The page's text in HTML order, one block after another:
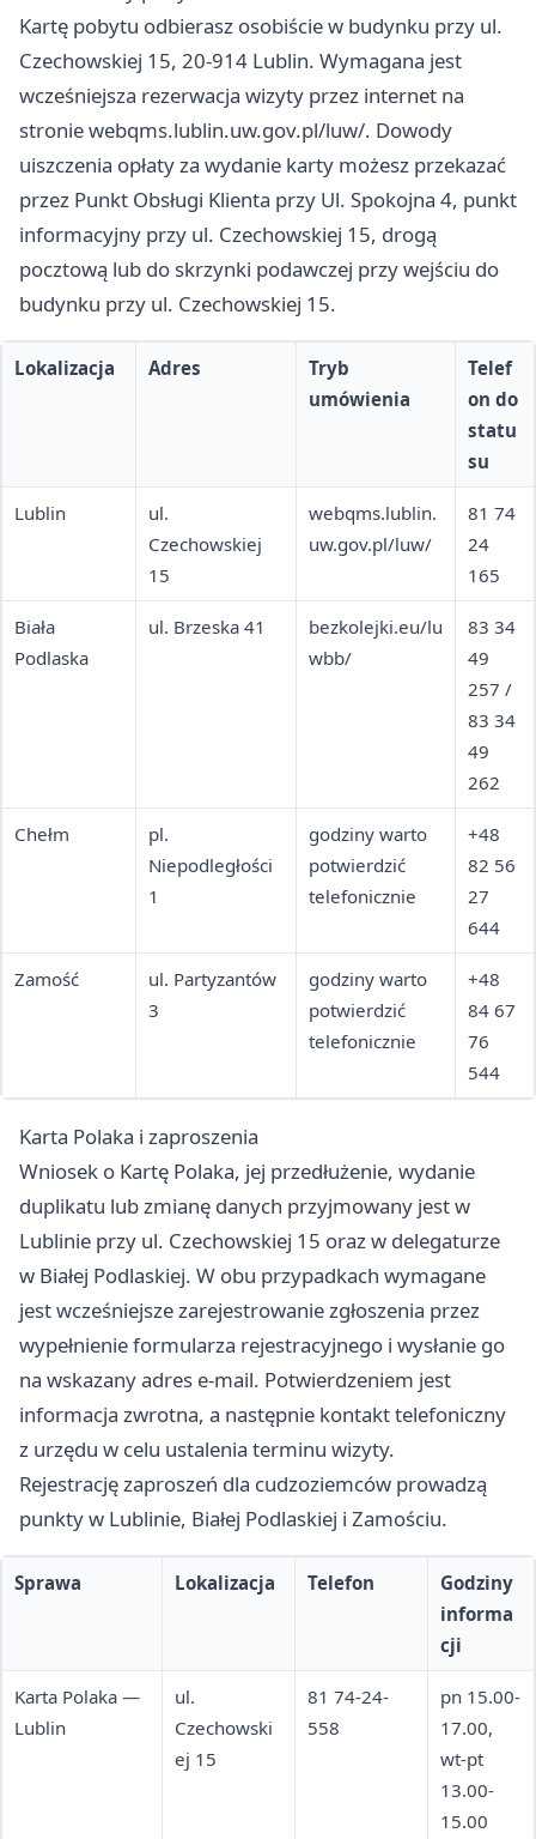
Kartę pobytu odbierasz osobiście w budynku przy ul.
Czechowskiej 15, 20-914 Lublin. Wymagana jest
wcześniejsza rezerwacja wizyty przez internet na
stronie webqms.lublin.uw.gov.pl/luw/. Dowody
uiszczenia opłaty za wydanie karty możesz przekazać
przez Punkt Obsługi Klienta przy Ul. Spokojna 4, punkt
informacyjny przy ul. Czechowskiej 15, drogą
pocztową lub do skrzynki podawczej przy wejściu do
budynku przy ul. Czechowskiej 15.
Lokalizacja Adres
Tryb
umówienia
Telef
on do
statu
su
Lublin
ul.
Czechowskiej
15
webqms.lublin.
uw.gov.pl/luw/
81 74
24
165
Biała
Podlaska
ul. Brzeska 41
bezkolejki.eu/lu
wbb/
83 34
49
257 /
83 34
49
262
Chełm
pl.
Niepodległości
1
godziny warto
potwierdzić
telefonicznie
+48
82 56
27
644
Zamość
ul. Partyzantów
3
godziny warto
potwierdzić
telefonicznie
+48
84 67
76
544
Karta Polaka i zaproszenia
Wniosek o Kartę Polaka, jej przedłużenie, wydanie
duplikatu lub zmianę danych przyjmowany jest w
Lublinie przy ul. Czechowskiej 15 oraz w delegaturze
w Białej Podlaskiej. W obu przypadkach wymagane
jest wcześniejsze zarejestrowanie zgłoszenia przez
wypełnienie formularza rejestracyjnego i wysłanie go
na wskazany adres e-mail. Potwierdzeniem jest
informacja zwrotna, a następnie kontakt telefoniczny
z urzędu w celu ustalenia terminu wizyty.
Rejestrację zaproszeń dla cudzoziemców prowadzą
punkty w Lublinie, Białej Podlaskiej i Zamościu.
Sprawa Lokalizacja Telefon
Godziny
informa
cji
Karta Polaka —
Lublin
ul.
Czechowski
ej 15
81 74-24-
558
pn 15.00-
17.00,
wt-pt
13.00-
15.00